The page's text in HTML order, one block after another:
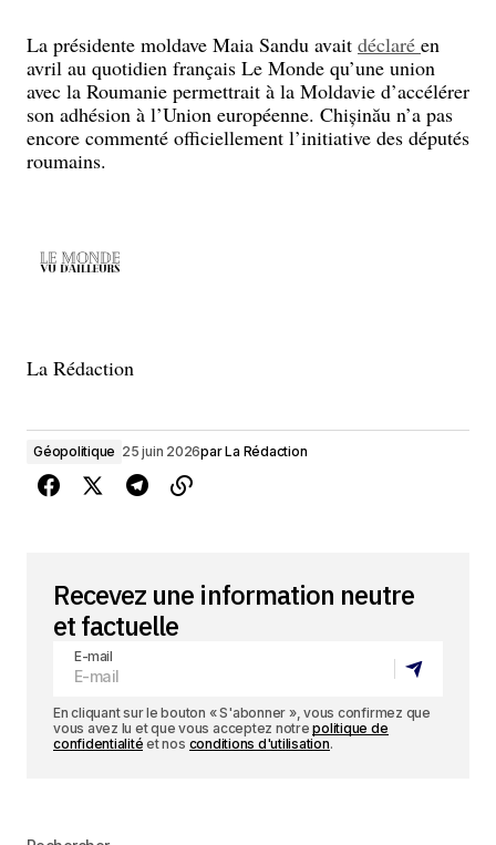
La présidente moldave Maia Sandu avait déclaré en
avril au quotidien français Le Monde qu’une union
avec la Roumanie permettrait à la Moldavie d’accélérer
son adhésion à l’Union européenne. Chișinău n’a pas
encore commenté officiellement l’initiative des députés
roumains.
La Rédaction
Géopolitique 25 juin 2026parLa Rédaction
Recevez une information neutre
et factuelle
E-mail
En cliquant sur le bouton « S'abonner », vous confirmez que
vous avez lu et que vous acceptez notrepolitique de
confidentialité et nos conditions d'utilisation.